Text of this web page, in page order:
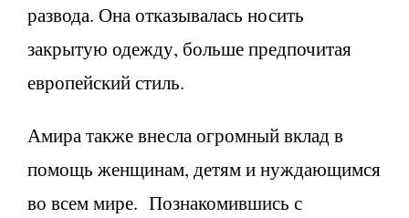
развода. Она отказывалась носить
закрытую одежду, больше предпочитая
европейский стиль.
Амира также внесла огромный вклад в
помощь женщинам, детям и нуждающимся
во всем мире. Познакомившись с